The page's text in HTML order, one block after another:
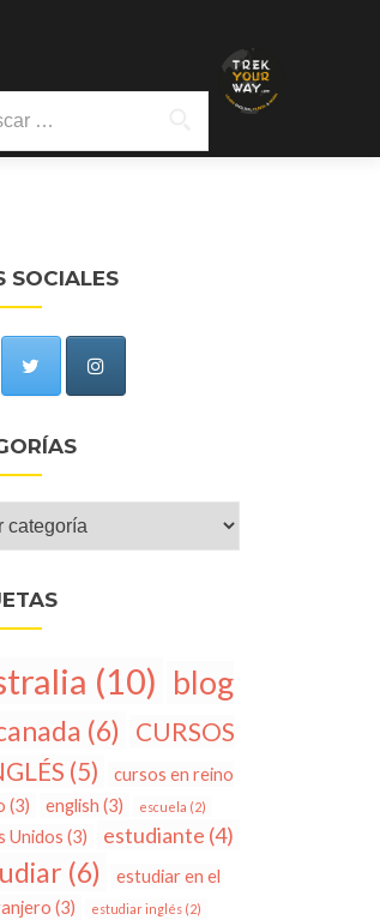
SOCIALES
(10) blog
(6)
CURSOS
(5)
cursos en reino
(3) english (3) escuela (2)
Unidos (3) estudiante (4)
(6)
estudiar en el
(3) estudiar inglés(2)